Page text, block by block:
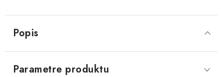
Popis
Parametre produktu